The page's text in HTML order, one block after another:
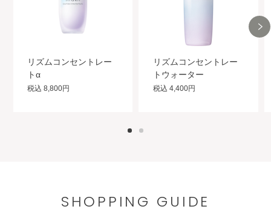
リズムコンセントレー
トα
税込 8,800円
リズムコンセントレー
トウォーター
税込 4,400円
SHOPPING GUIDE